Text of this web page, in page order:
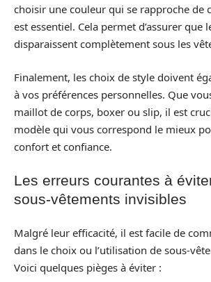
choisir une couleur qui se rapproche de
est essentiel. Cela permet d’assurer que
disparaissent complètement sous les
Finalement, les choix de style doivent
à vos préférences personnelles. Que
maillot de corps, boxer ou slip, il est
modèle qui vous correspond le mieux
confort et confiance.
Les erreurs courantes à
sous-vêtements invisibles
Malgré leur efficacité, il est facile de
dans le choix ou l’utilisation de sous-
Voici quelques pièges à éviter :